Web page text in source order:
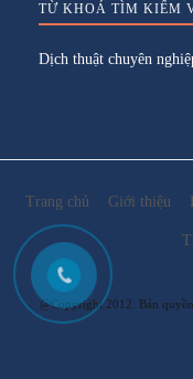
TỪ KHOÁ TÌM KIẾM
Dịch thuật chuyên
Trang chủ Giới thiệu
@Copyright 2012. Bản